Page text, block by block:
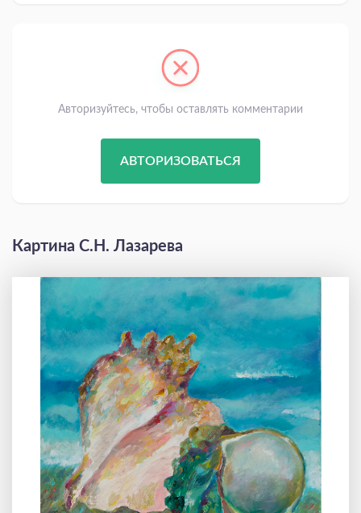
Авторизуйтесь, чтобы оставлять комментарии
АВТОРИЗОВАТЬСЯ
Картина С.Н. Лазарева